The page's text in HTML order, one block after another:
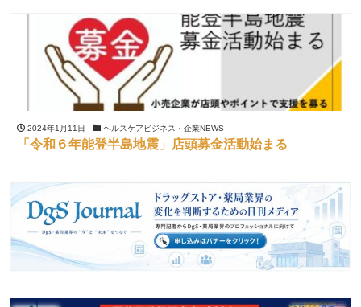
2024年1月11日 ヘルスケアビジネス・企業NEWS
「令和６年能登半島地震」店頭募金活動始まる